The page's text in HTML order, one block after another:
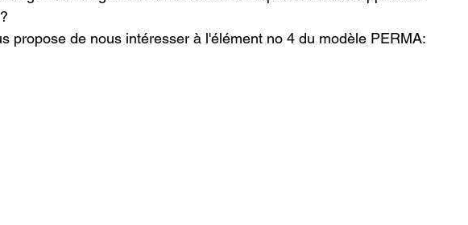
propose de nous intéresser à l'élément no 4 du modèle PERMA: